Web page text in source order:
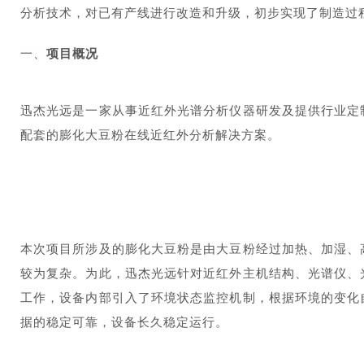
分析技术，对已有产线进行改造和升级，初步实现了制造过
一、 项目概况
迅杰光远是一家从事近红外光谱分析仪器研发及提供行业
配套的膨化大豆粉在线近红外分析解决方案。
本次项目所涉及的膨化大豆粉是由大豆粉经过加热、加湿
较为复杂。为此，迅杰光远针对近红外主机结构、光谱仪
工作，设备内部引入了环境状态监控机制，根据环境的变
据的稳定可靠，设备长久稳定运行。